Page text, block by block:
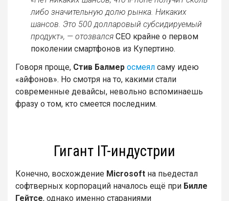
либо значительную долю рынка. Никаких
шансов. Это 500 долларовый субсидируемый
продукт», — отозвался CEO крайне о первом
поколении смартфонов из Купертино.
Говоря проще, Стив Балмер осмеял саму идею
«айфонов». Но смотря на то, какими стали
современные девайсы, невольно вспоминаешь
фразу о том, кто смеется последним.
Гигант IT-индустрии
Конечно, восхождение Microsoft на пьедестал
софтверных корпораций началось ещё при Билле
Гейтсе, однако именно стараниями